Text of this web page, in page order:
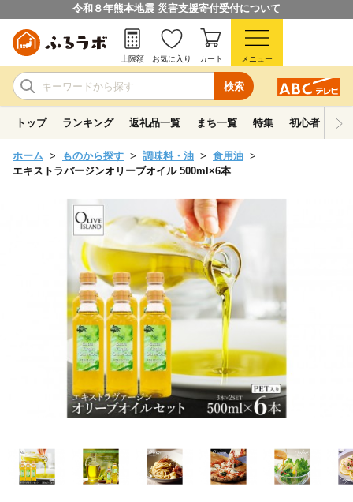
令和８年熊本地震 災害支援寄付受付について
検索
上限額 お気に入り カート メニュー
トップ ランキング 返礼品一覧 まち一覧 特集 初心者ガイド
ホーム ものから探す 調味料・油
食用油
エキストラバージンオリーブオイル 500ml×6本